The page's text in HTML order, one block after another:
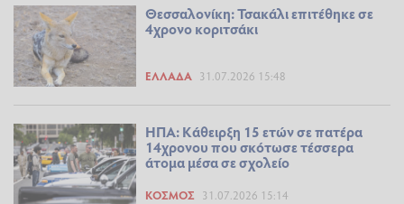
Θεσσαλονίκη: Τσακάλι επιτέθηκε σε
4χρονο κοριτσάκι
ΕΛΛΆΔΑ 31.07.2026 15:48
ΗΠΑ: Κάθειρξη 15 ετών σε πατέρα
14χρονου που σκότωσε τέσσερα
άτομα μέσα σε σχολείο
ΚΌΣΜΟΣ 31.07.2026 15:14